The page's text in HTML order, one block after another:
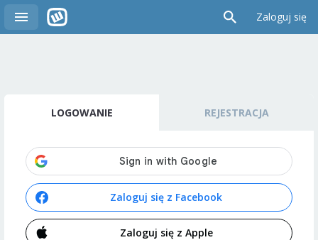
Zaloguj się
LOGOWANIE REJESTRACJA
Zaloguj się z Facebook
Zaloguj się z Apple